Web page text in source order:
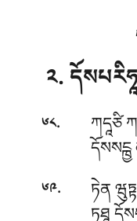
༢.
༦༨. ཀདཱཙི
༦༩. ཏེན